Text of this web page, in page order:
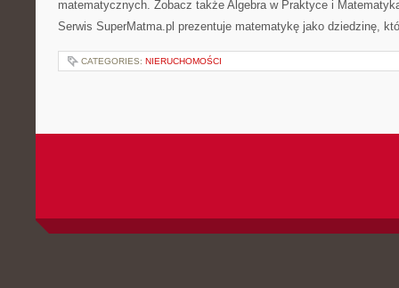
matematycznych. Zobacz także Algebra w Praktyce i
Serwis SuperMatma.pl prezentuje matematykę jako dziedzinę,
CATEGORIES: NIERUCHOMOŚCI